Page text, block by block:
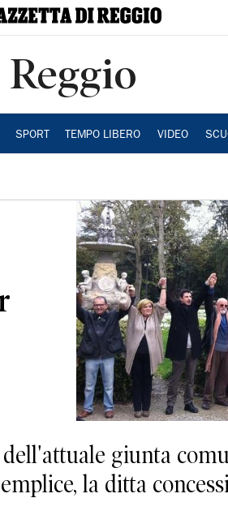
Reggio
SPORT TEMPO LIBERO VIDEO
giunta
la ditta